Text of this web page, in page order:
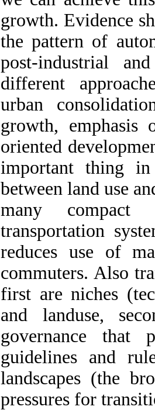
growth. Evidence
the pattern of
post-industrial
different
urban
growth, emphasis
oriented
important thing
between land use
many compact
transportation
reduces use of
commuters. Also
first are niches
and landuse,
governance that
guidelines and
landscapes (the
pressures for